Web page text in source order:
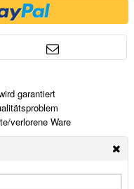
garantiert
verlorene Ware